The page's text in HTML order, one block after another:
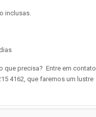
inclusas.
que precisa? Entre em contato
4162, que faremos um lustre